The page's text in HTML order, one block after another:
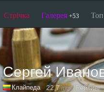
Стрічка Галерея +53
Сергей
Клайпеда 22,7тис. Рейтинг